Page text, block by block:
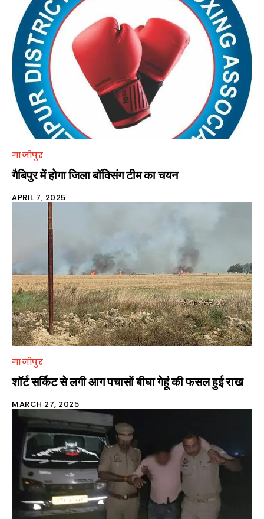
गाजीपुर
गैबिपुर में होगा जिला बॉक्सिंग टीम का चयन
APRIL 7, 2025
गाजीपुर
शॉर्ट सर्किट से लगी आग पचासों बीघा गेहूं की फसल हुई राख
MARCH 27, 2025